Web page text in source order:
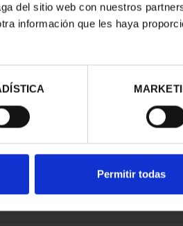
del sitio web con nuestros
información que les haya
Permitir todas